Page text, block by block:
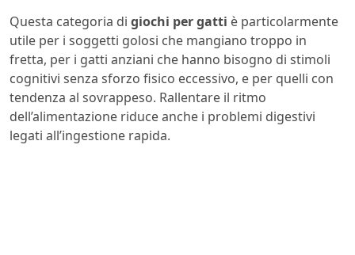
Questa categoria di giochi per gatti è particolarmente
utile per i soggetti golosi che mangiano troppo in
fretta, per i gatti anziani che hanno bisogno di stimoli
cognitivi senza sforzo fisico eccessivo, e per quelli con
tendenza al sovrappeso. Rallentare il ritmo
dell’alimentazione riduce anche i problemi digestivi
legati all’ingestione rapida.